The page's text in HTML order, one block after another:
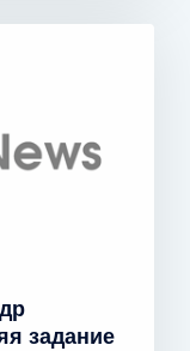
задание